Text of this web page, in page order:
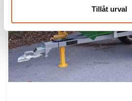
Tillåt urval